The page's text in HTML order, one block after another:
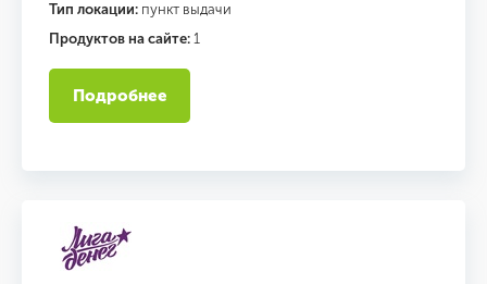
Тип локации: пункт выдачи
Продуктов на сайте: 1
Подробнее